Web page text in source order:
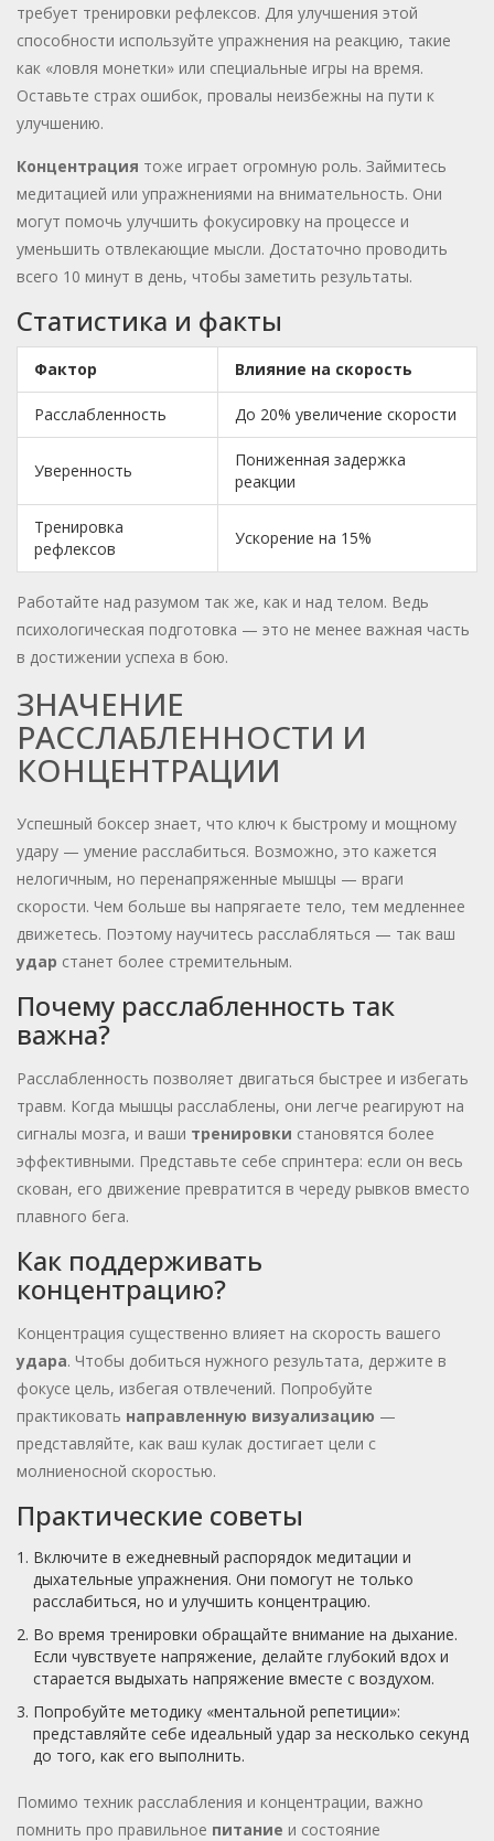
требует тренировки рефлексов. Для улучшения этой
способности используйте упражнения на реакцию, такие
как «ловля монетки» или специальные игры на время.
Оставьте страх ошибок, провалы неизбежны на пути к
улучшению.
Концентрация тоже играет огромную роль. Займитесь
медитацией или упражнениями на внимательность. Они
могут помочь улучшить фокусировку на процессе и
уменьшить отвлекающие мысли. Достаточно проводить
всего 10 минут в день, чтобы заметить результаты.
Статистика и факты
Фактор Влияние на скорость
Расслабленность До 20% увеличение скорости
Уверенность
Пониженная задержка
реакции
Тренировка
рефлексов
Ускорение на 15%
Работайте над разумом так же, как и над телом. Ведь
психологическая подготовка — это не менее важная часть
в достижении успеха в бою.
ЗНАЧЕНИЕ
РАССЛАБЛЕННОСТИ И
КОНЦЕНТРАЦИИ
Успешный боксер знает, что ключ к быстрому и мощному
удару — умение расслабиться. Возможно, это кажется
нелогичным, но перенапряженные мышцы — враги
скорости. Чем больше вы напрягаете тело, тем медленнее
движетесь. Поэтому научитесь расслабляться — так ваш
удар станет более стремительным.
Почему расслабленность так
важна?
Расслабленность позволяет двигаться быстрее и избегать
травм. Когда мышцы расслаблены, они легче реагируют на
сигналы мозга, и ваши тренировки становятся более
эффективными. Представьте себе спринтера: если он весь
скован, его движение превратится в череду рывков вместо
плавного бега.
Как поддерживать
концентрацию?
Концентрация существенно влияет на скорость вашего
удара. Чтобы добиться нужного результата, держите в
фокусе цель, избегая отвлечений. Попробуйте
практиковать направленную визуализацию —
представляйте, как ваш кулак достигает цели с
молниеносной скоростью.
Практические советы
Включите в ежедневный распорядок медитации и
дыхательные упражнения. Они помогут не только
расслабиться, но и улучшить концентрацию.
Во время тренировки обращайте внимание на дыхание.
Если чувствуете напряжение, делайте глубокий вдох и
старается выдыхать напряжение вместе с воздухом.
Попробуйте методику «ментальной репетиции»:
представляйте себе идеальный удар за несколько секунд
до того, как его выполнить.
Помимо техник расслабления и концентрации, важно
помнить про правильное питание и состояние